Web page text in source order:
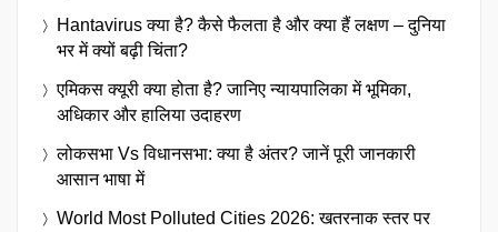
Hantavirus क्या है? कैसे फैलता है और क्या हैं लक्षण – दुनिया
भर में क्यों बढ़ी चिंता?
एमिकस क्यूरी क्या होता है? जानिए न्यायपालिका में भूमिका,
अधिकार और हालिया उदाहरण
लोकसभा Vs विधानसभा: क्या है अंतर? जानें पूरी जानकारी
आसान भाषा में
World Most Polluted Cities 2026: खतरनाक स्तर पर